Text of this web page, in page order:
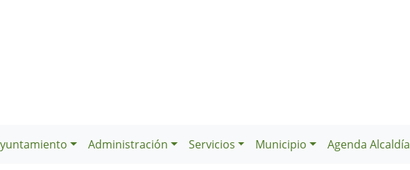
Administración Servicios Municipio Agenda Alcaldía